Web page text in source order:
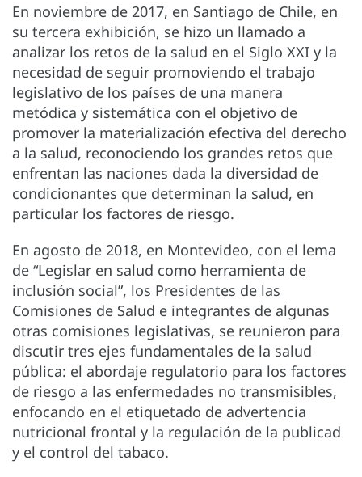
En noviembre de 2017, en Santiago de Chile, en
su tercera exhibición, se hizo un llamado a
analizar los retos de la salud en el Siglo XXI y la
necesidad de seguir promoviendo el trabajo
legislativo de los países de una manera
metódica y sistemática con el objetivo de
promover la materialización efectiva del derecho
a la salud, reconociendo los grandes retos que
enfrentan las naciones dada la diversidad de
condicionantes que determinan la salud, en
particular los factores de riesgo.
En agosto de 2018, en Montevideo, con el lema
de “Legislar en salud como herramienta de
inclusión social”, los Presidentes de las
Comisiones de Salud e integrantes de algunas
otras comisiones legislativas, se reunieron para
discutir tres ejes fundamentales de la salud
pública: el abordaje regulatorio para los factores
de riesgo a las enfermedades no transmisibles,
enfocando en el etiquetado de advertencia
nutricional frontal y la regulación de la publicad
y el control del tabaco.